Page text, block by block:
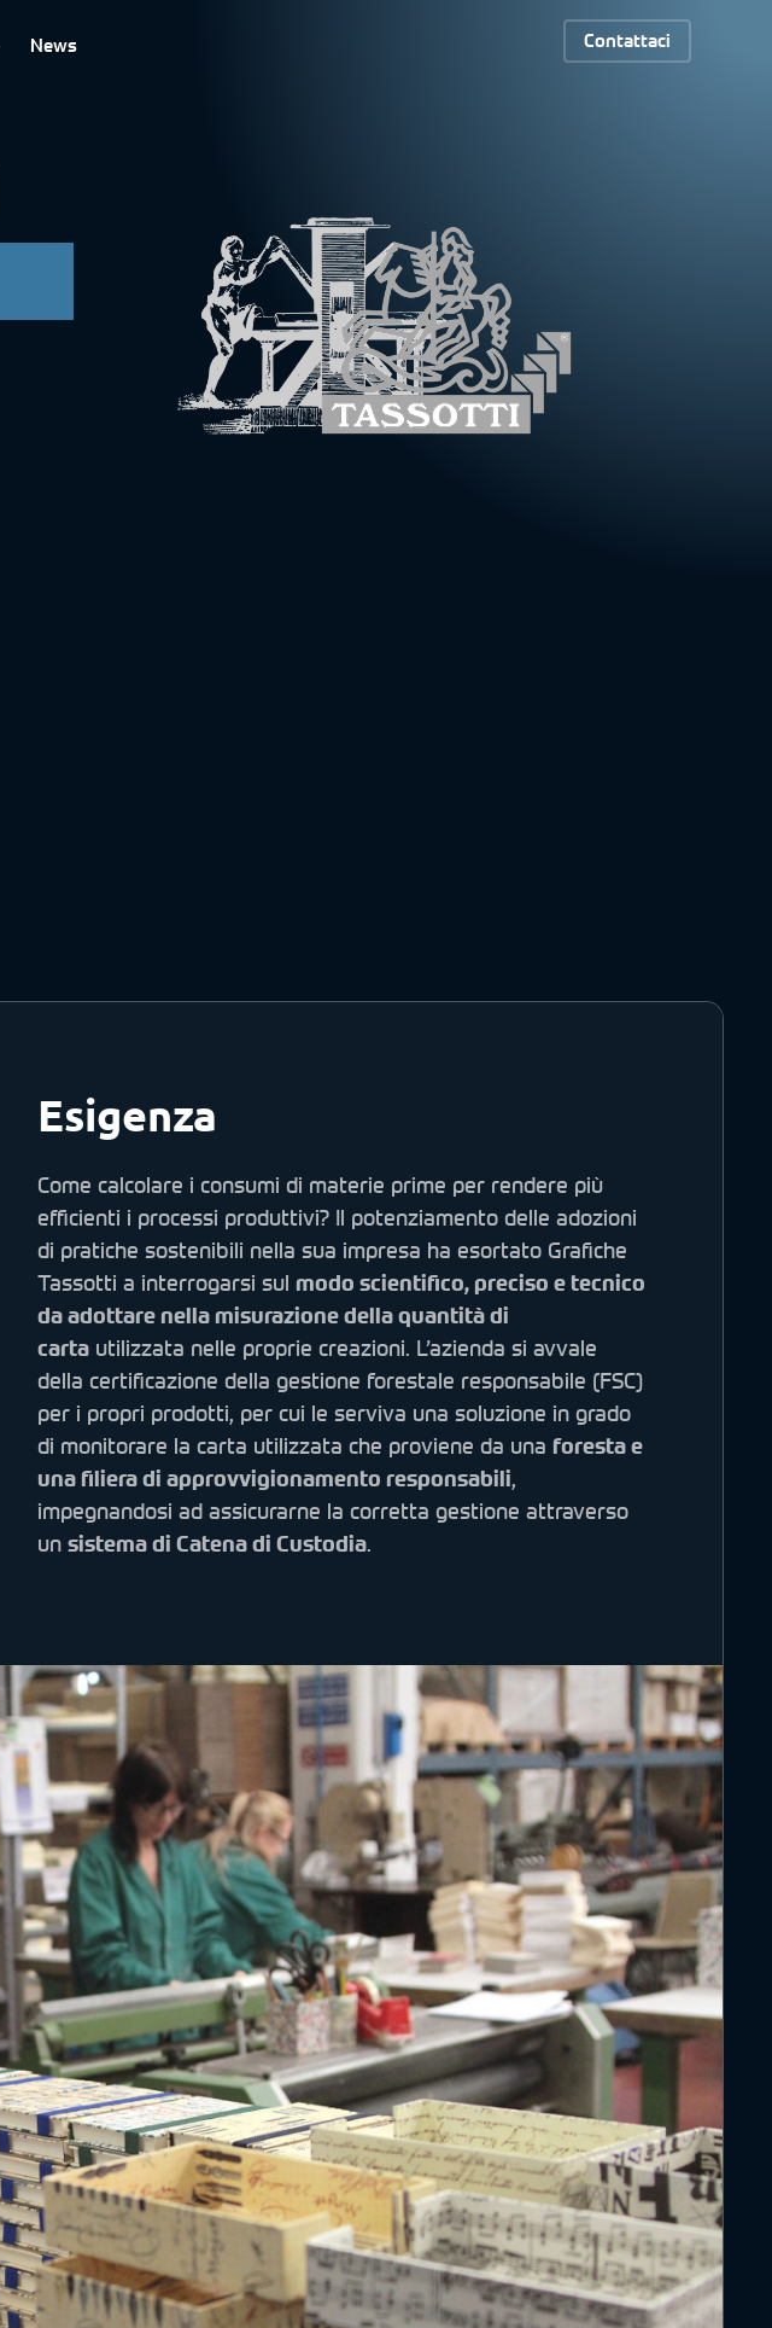
News Contattaci
Esigenza
Come calcolare i consumi di materie prime per rendere più
efficienti i processi produttivi? Il potenziamento delle adozioni
di pratiche sostenibili nella sua impresa ha esortato Grafiche
Tassotti a interrogarsi sulmodo scientifico, preciso e tecnico
da adottare nella misurazione della quantità di
carta utilizzata nelle proprie creazioni. L’azienda si avvale
della certificazione della gestione forestale responsabile (FSC)
per i propri prodotti, per cui le serviva una soluzione in grado
di monitorare la carta utilizzata che proviene da unaforesta e
una filiera di approvvigionamento responsabili,
impegnandosi ad assicurarne la corretta gestione attraverso
unsistema di Catena di Custodia.